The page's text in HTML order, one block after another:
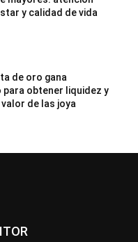
y calidad de vida
de oro gana
obtener liquidez y
de las joya